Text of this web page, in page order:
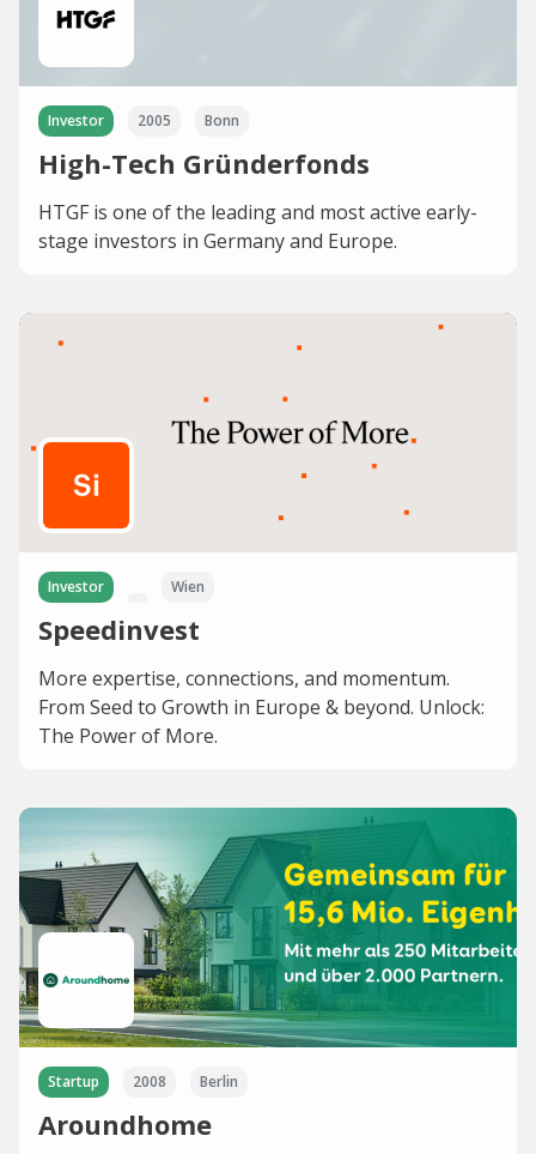
Investor 2005 Bonn
High-Tech Gründerfonds
HTGF is one of the leading and most active early-
stage investors in Germany and Europe.
Investor Wien
Speedinvest
More expertise, connections, and momentum.
From Seed to Growth in Europe & beyond. Unlock:
The Power of More.
Startup 2008 Berlin
Aroundhome